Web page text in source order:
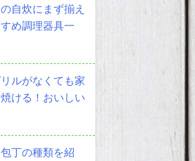
自炊にまず揃え
め調理器具一
ルがなくても家
ける！おいしい
丁の種類を紹